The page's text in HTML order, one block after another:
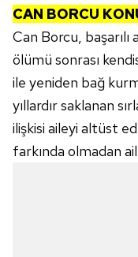
kılınması ve
reklam/pazarlama
sınırlı olarak açık
Çerezlere ilişkin
vasıtasıyla
için Ayarlar butonuna
Metnimizi
CAN BORCU
Can Borcu,
ölümü sonrası
ile yeniden bağ
yıllardır saklanan
ilişkisi aileyi altüst
farkında olmadan